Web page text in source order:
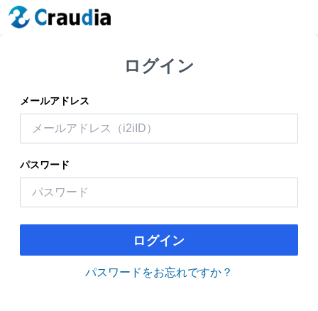
ログイン
メールアドレス
パスワード
ログイン
パスワードをお忘れですか？